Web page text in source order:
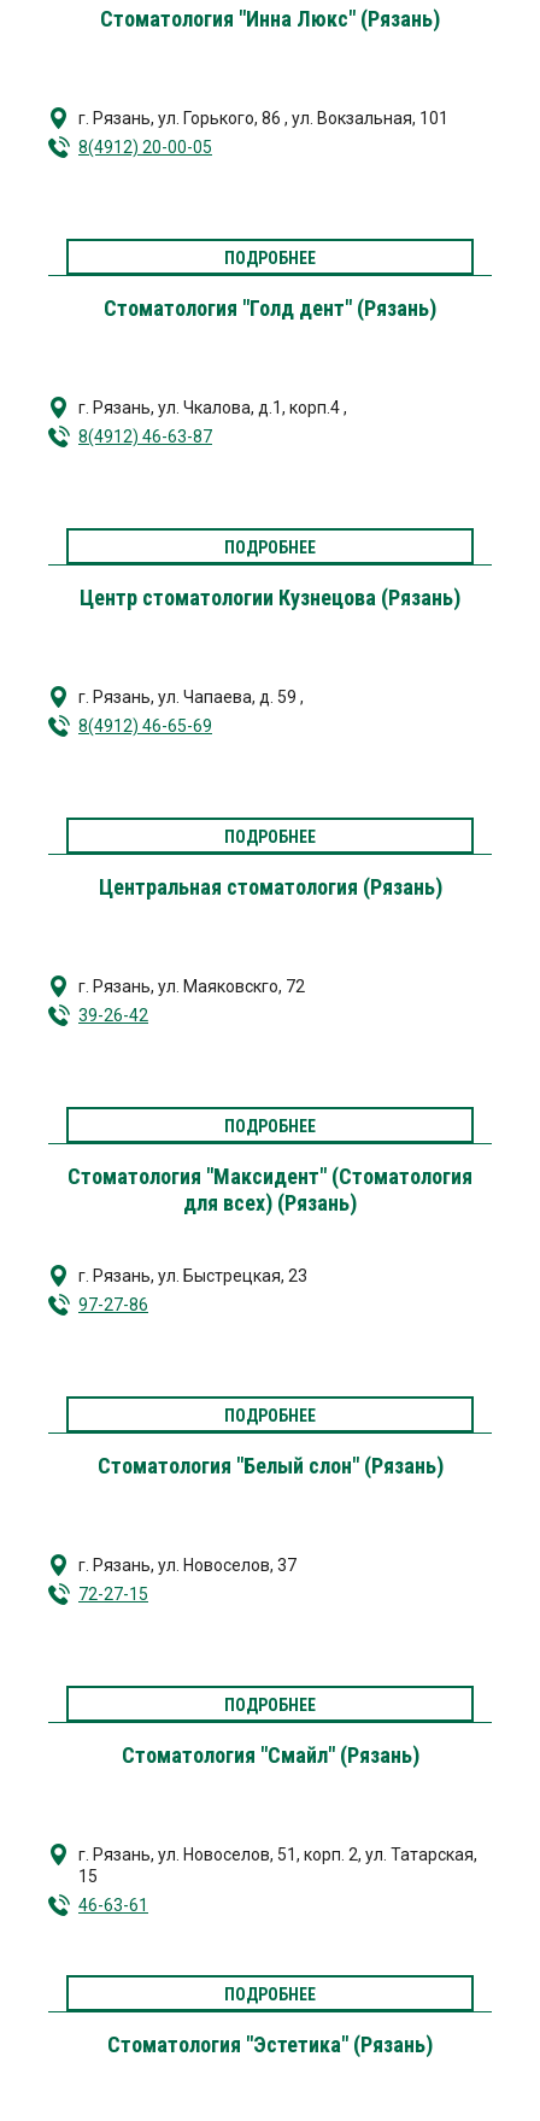
Стоматология "Инна Люкс" (Рязань)
г. Рязань, ул. Горького, 86 , ул. Вокзальная, 101
8(4912) 20-00-05
ПОДРОБНЕЕ
Стоматология "Голд дент" (Рязань)
г. Рязань, ул. Чкалова, д.1, корп.4,
8(4912) 46-63-87
ПОДРОБНЕЕ
Центр стоматологии Кузнецова (Рязань)
г. Рязань, ул. Чапаева, д. 59 ,
8(4912) 46-65-69
ПОДРОБНЕЕ
Центральная стоматология (Рязань)
г. Рязань, ул. Маяковскго, 72
39-26-42
ПОДРОБНЕЕ
Стоматология "Максидент" (Стоматология
для всех) (Рязань)
г. Рязань, ул. Быстрецкая, 23
97-27-86
ПОДРОБНЕЕ
Стоматология "Белый слон" (Рязань)
г. Рязань, ул. Новоселов, 37
72-27-15
ПОДРОБНЕЕ
Стоматология "Смайл" (Рязань)
г. Рязань, ул. Новоселов, 51, корп. 2, ул. Татарская,
15
46-63-61
ПОДРОБНЕЕ
Стоматология "Эстетика" (Рязань)